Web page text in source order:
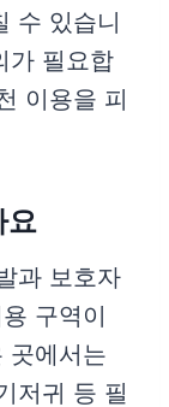
수 있습니
가 필요합
이용을 피
요
과 보호자
구역이
곳에서는
저귀 등 필